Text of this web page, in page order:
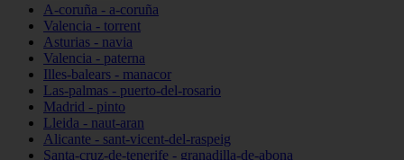
A-coruña - a-coruña
Valencia - torrent
Asturias - navia
Valencia - paterna
Illes-balears - manacor
Las-palmas - puerto-del-rosario
Madrid - pinto
Lleida - naut-aran
Alicante - sant-vicent-del-raspeig
Santa-cruz-de-tenerife - granadilla-de-abona